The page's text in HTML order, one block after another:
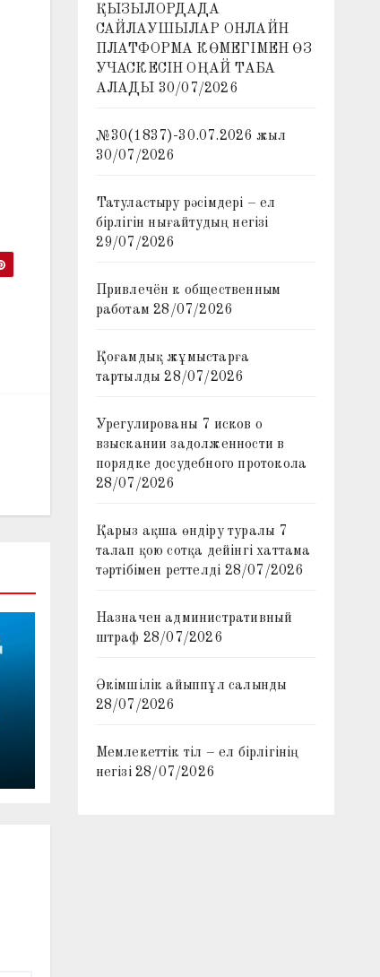
ҚЫЗЫЛОРДАДА
САЙЛАУШЫЛАР ОНЛАЙН
ПЛАТФОРМА КӨМЕГІМЕН ӨЗ
УЧАСКЕСІН ОҢАЙ ТАБА
АЛАДЫ 30/07/2026
№30(1837)-30.07.2026 жыл
30/07/2026
Татуластыру рәсімдері – ел
бірлігін нығайтудың негізі
29/07/2026
Привлечён к общественным
работам 28/07/2026
Қоғамдық жұмыстарға
тартылды 28/07/2026
Урегулированы 7 исков о
взыскании задолженности в
порядке досудебного протокола
28/07/2026
Қарыз ақша өндіру туралы 7
талап қою сотқа дейінгі хаттама
тәртібімен реттелді 28/07/2026
Назначен административный
штраф 28/07/2026
Әкімшілік айыппұл салынды
28/07/2026
Мемлекеттік тіл – ел бірлігінің
негізі 28/07/2026